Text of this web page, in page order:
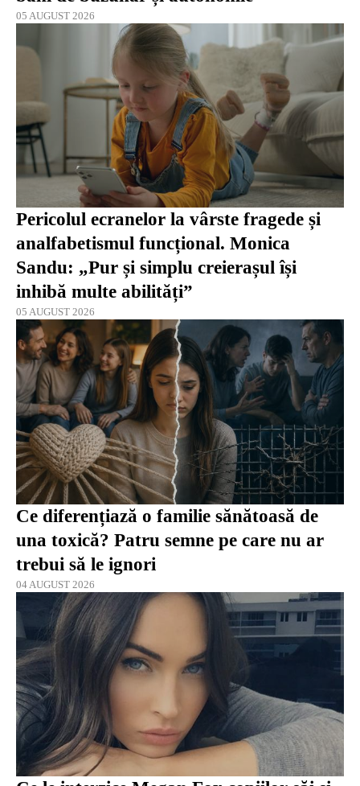
05 AUGUST 2026
Pericolul ecranelor la vârste fragede și
analfabetismul funcțional. Monica
Sandu: „Pur și simplu creierașul își
inhibă multe abilități”
05 AUGUST 2026
Ce diferențiază o familie sănătoasă de
una toxică? Patru semne pe care nu ar
trebui să le ignori
04 AUGUST 2026